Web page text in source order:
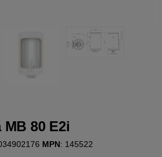
80 E2i
MPN: 145522